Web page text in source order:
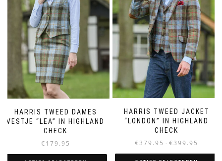
kan
gekozen
worden
op
de
productpagina
kan
gekozen
worden
op
de
productpagina
HARRIS TWEED DAMES
VESTJE “LEA” IN HIGHLAND
CHECK
€179.95
HARRIS TWEED JACKET
“LONDON” IN HIGHLAND
CHECK
€379.95 - €399.95
€379.95